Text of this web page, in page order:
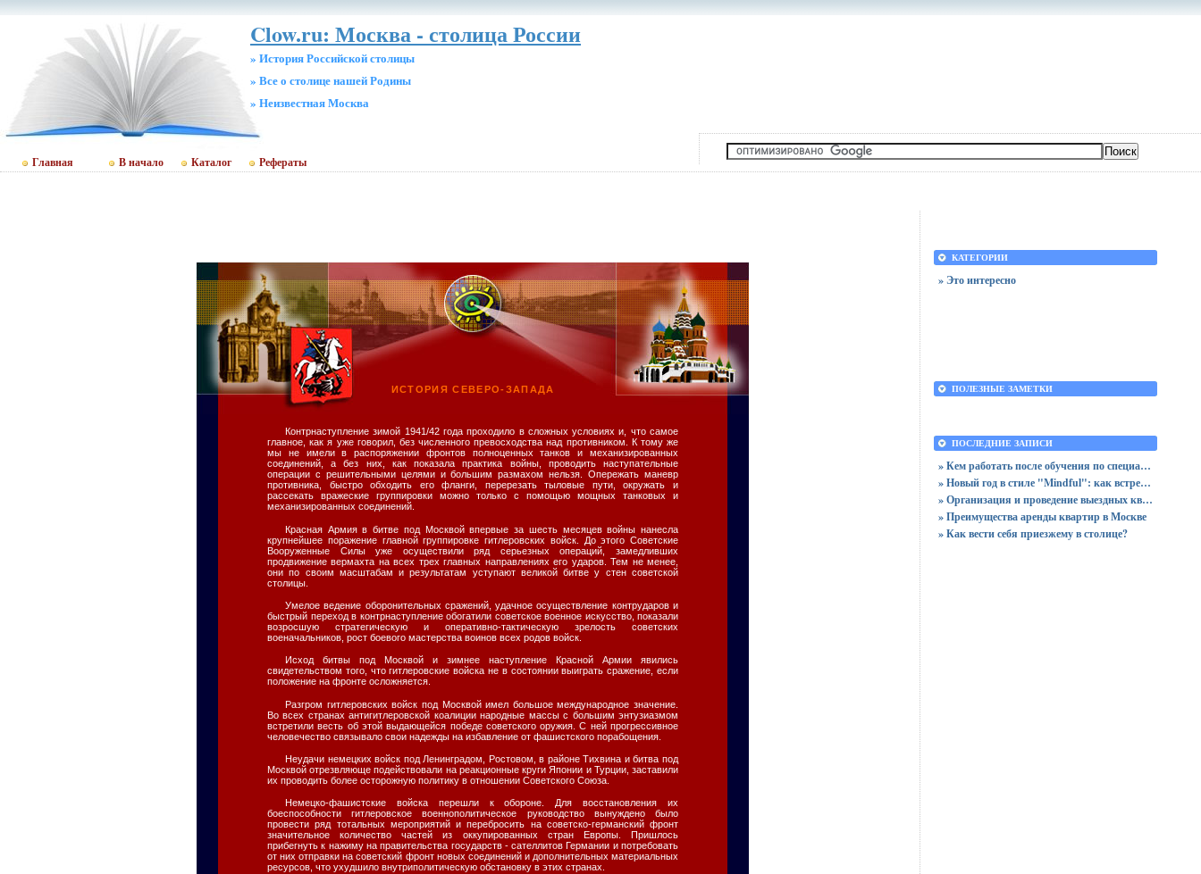
Clow.ru: Москва - столица России
» История Российской столицы
» Все о столице нашей Родины
» Неизвестная Москва
Главная В начало Каталог Рефераты
ИСТОРИЯ СЕВЕРО-ЗАПАДА
Контрнаступление зимой 1941/42 года проходило в сложных условиях и, что самое
главное, как я уже говорил, без численного превосходства над противником. К тому же
мы не имели в распоряжении фронтов полноценных танков и механизированных
соединений, а без них, как показала практика войны, проводить наступательные
операции с решительными целями и большим размахом нельзя. Опережать маневр
противника, быстро обходить его фланги, перерезать тыловые пути, окружать и
рассекать вражеские группировки можно только с помощью мощных танковых и
механизированных соединений.
Красная Армия в битве под Москвой впервые за шесть месяцев войны нанесла
крупнейшее поражение главной группировке гитлеровских войск. До этого Советские
Вооруженные Силы уже осуществили ряд серьезных операций, замедливших
продвижение вермахта на всех трех главных направлениях его ударов. Тем не менее,
они по своим масштабам и результатам уступают великой битве у стен советской
столицы.
Умелое ведение оборонительных сражений, удачное осуществление контрударов и
быстрый переход в контрнаступление обогатили советское военное искусство, показали
возросшую стратегическую и оперативно-тактическую зрелость советских
военачальников, рост боевого мастерства воинов всех родов войск.
Исход битвы под Москвой и зимнее наступление Красной Армии явились
свидетельством того, что гитлеровские войска не в состоянии выиграть сражение, если
положение на фронте осложняется.
Разгром гитлеровских войск под Москвой имел большое международное значение.
Во всех странах антигитлеровской коалиции народные массы с большим энтузиазмом
встретили весть об этой выдающейся победе советского оружия. С ней прогрессивное
человечество связывало свои надежды на избавление от фашистского порабощения.
Неудачи немецких войск под Ленинградом, Ростовом, в районе Тихвина и битва под
Москвой отрезвляюще подействовали на реакционные круги Японии и Турции, заставили
их проводить более осторожную политику в отношении Советского Союза.
Немецко-фашистские войска перешли к обороне. Для восстановления их
боеспособности гитлеровское военнополитическое руководство вынуждено было
провести ряд тотальных мероприятий и перебросить на советско-германский фронт
значительное количество частей из оккупированных стран Европы. Пришлось
прибегнуть к нажиму на правительства государств - сателлитов Германии и потребовать
от них отправки на советский фронт новых соединений и дополнительных материальных
ресурсов, что ухудшило внутриполитическую обстановку в этих странах.
КАТЕГОРИИ
» Это интересно
ПОЛЕЗНЫЕ ЗАМЕТКИ
ПОСЛЕДНИЕ ЗАПИСИ
» Кем работать после обучения по специальности «Логистика»
» Новый год в стиле "Mindful": как встретить праздник, оставшись в сознании
» Организация и проведение выездных квизов
» Преимущества аренды квартир в Москве
» Как вести себя приезжему в столице?